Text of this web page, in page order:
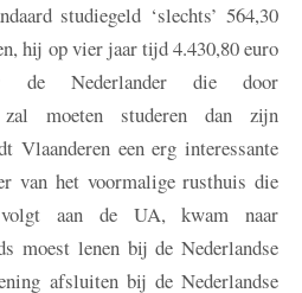
studiegeld ‘slechts’ 564,30
hij op vier jaar tijd 4.430,80 euro
de Nederlander die door
zal moeten studeren dan zijn
Vlaanderen een erg interessante
van het voormalige rusthuis die
volgt aan de UA, kwam naar
moest lenen bij de Nederlandse
afsluiten bij de Nederlandse